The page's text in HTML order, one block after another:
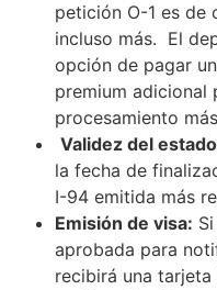
petición O-1 es de
incluso más. El
opción de pagar
premium adicional
procesamiento
Validez del estado
la fecha de
I-94 emitida más
Emisión de visa:
aprobada para
recibirá una